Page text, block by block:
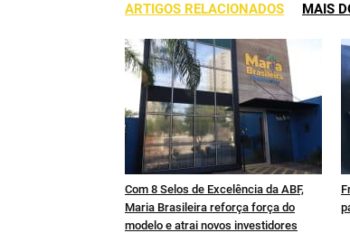
ARTIGOS RELACIONADOS MAIS
Com 8 Selos de Excelência da ABF,
Maria Brasileira reforça força do
modelo e atrai novos investidores